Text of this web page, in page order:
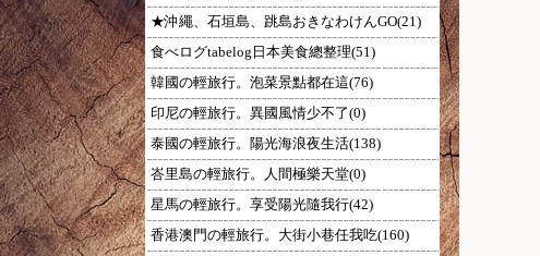
★沖繩、石垣島、跳島おきなわけんGO(21)
食べログtabelog日本美食總整理(51)
韓國の輕旅行。泡菜景點都在這(76)
印尼の輕旅行。異國風情少不了(0)
泰國の輕旅行。陽光海浪夜生活(138)
峇里島の輕旅行。人間極樂天堂(0)
星馬の輕旅行。享受陽光隨我行(42)
香港澳門の輕旅行。大街小巷任我吃(160)